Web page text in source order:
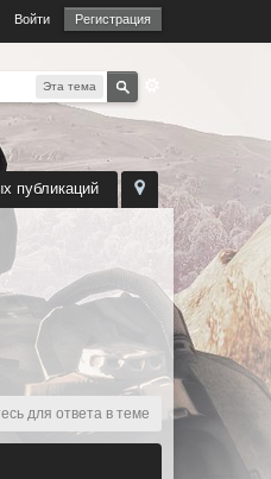
Войти Регистрация
Эта тема
публикаций
для ответа в теме